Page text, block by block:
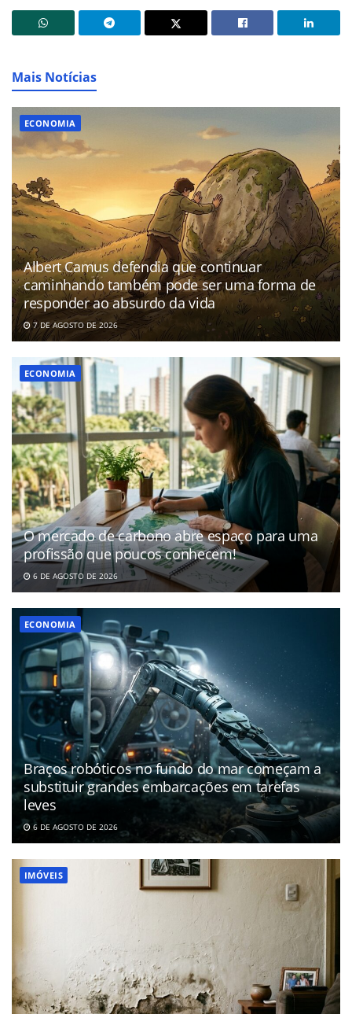
Mais Notícias
ECONOMIA
Albert Camus defendia que continuar
caminhando também pode ser uma forma de
responder ao absurdo da vida
7 DE AGOSTO DE 2026
ECONOMIA
O mercado de carbono abre espaço para uma
profissão que poucos conhecem!
6 DE AGOSTO DE 2026
ECONOMIA
Braços robóticos no fundo do mar começam a
substituir grandes embarcações em tarefas
leves
6 DE AGOSTO DE 2026
IMÓVEIS